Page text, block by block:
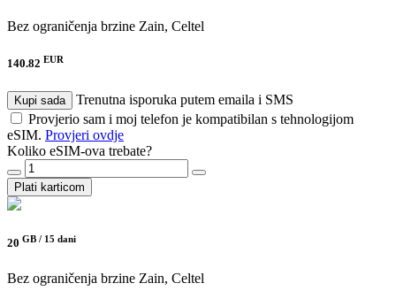
Bez ograničenja brzine Zain, Celtel
140.82 EUR
Kupi sada
Trenutna isporuka putem emaila i SMS
Provjerio sam i moj telefon je kompatibilan s tehnologijom
eSIM. Provjeri ovdje
Koliko eSIM-ova trebate?
Plati karticom
20 GB / 15 dani
Bez ograničenja brzine Zain, Celtel